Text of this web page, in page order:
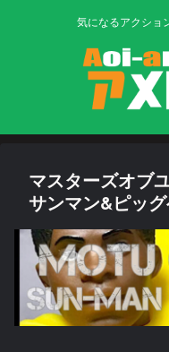
気になるアクショ
マスターズオブ
サンマン&ピッ